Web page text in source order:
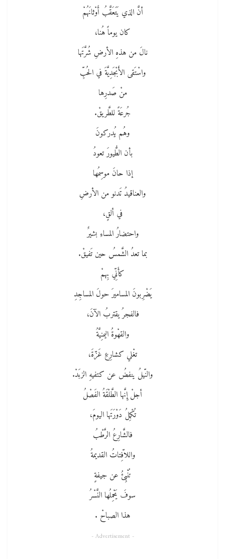
أنَّ الذي يَتَعَقَّبُ أَوْثانَهُمْ
كان يوماً هُنا،
نالَ من هذهِ الأرضِ شُرَّتَها
واسْتَقى الأَبْجَدِيَّةَ في الحُبِّ
منْ صَدرِها
جُرعَةً للطَّريقْ.
وهُم يُدركونَ
بأن الطُّيورَ تعودُ
إذا حانَ موسِمُها
والعناقيدُ تَدنو من الأرضِ
في ألقٍ،
واحتضارُ المساءِ بشيرٌ
بما تعدُ الشَّمسُ حين تَفيقْ.
كأَنِّي بِهمْ
يَضْرِبونَ المساميرَ حولَ المساجِدِ
فالفجرُ يقتربُ الآنَ،
والقهْوةُ اليمنِيَّةُ
تغْلي كشارِعِ غَزّةَ،
والنّيلُ ينفضُ عن كتفيهِ الزبَدْ.
أجلْ إِنَّها الطَّلْقَةُ الفَصْلُ
تُكْمِلُ دَوْرَتَها اليومَ،
فالشَّارِعُ الرَّطْبُ
واللاّفِتاتُ القديمةُ
تُنْبِئُ عن جيفةٍ
سوفَ يَحْمِلُها النَّسْرُ
هذا الصباحْ .
- Advertisement -